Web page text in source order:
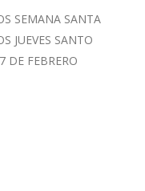
SEMANA SANTA
JUEVES SANTO
DE FEBRERO